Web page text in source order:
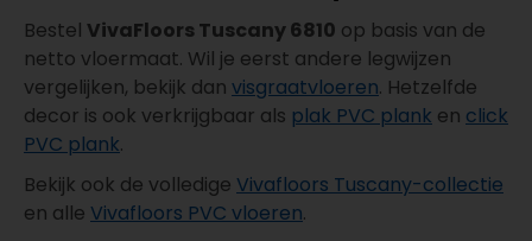
Bestel VivaFloors Tuscany 6810 op basis van de
netto vloermaat. Wil je eerst andere legwijzen
vergelijken, bekijk dan visgraatvloeren. Hetzelfde
decor is ook verkrijgbaar als plak PVC plank en click
PVC plank.
Bekijk ook de volledige Vivafloors Tuscany-collectie
en alle Vivafloors PVC vloeren.